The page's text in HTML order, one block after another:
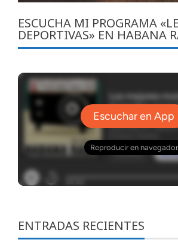
ESCUCHA MI PROGRAMA
DEPORTIVAS» EN HABANA
ENTRADAS RECIENTES